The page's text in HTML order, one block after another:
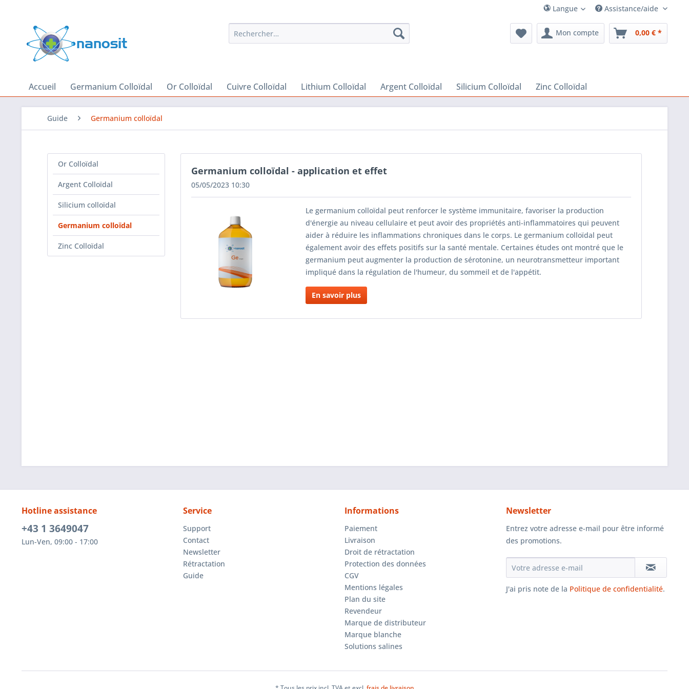
Langue Assistance/aide
Mon compte 0,00 € *
Accueil Germanium Colloïdal Or Colloïdal Cuivre Colloïdal Lithium Colloïdal Argent Colloïdal Silicium Colloïdal Zinc Colloïdal
Guide Germanium colloïdal
Or Colloïdal
Argent Colloïdal
Silicium colloïdal
Germanium colloïdal
Zinc Colloïdal
Germanium colloïdal - application et effet
05/05/2023 10:30
Le germanium colloïdal peut renforcer le système immunitaire, favoriser la production
d'énergie au niveau cellulaire et peut avoir des propriétés anti-inflammatoires qui peuvent
aider à réduire les inflammations chroniques dans le corps. Le germanium colloïdal peut
également avoir des effets positifs sur la santé mentale. Certaines études ont montré que le
germanium peut augmenter la production de sérotonine, un neurotransmetteur important
impliqué dans la régulation de l'humeur, du sommeil et de l'appétit.
En savoir plus
Hotline assistance
+43 1 3649047
Lun-Ven, 09:00 - 17:00
Service
Support
Contact
Newsletter
Rétractation
Guide
Informations
Paiement
Livraison
Droit de rétractation
Protection des données
CGV
Mentions légales
Plan du site
Revendeur
Marque de distributeur
Marque blanche
Solutions salines
Newsletter
Entrez votre adresse e-mail pour être informé
des promotions.
J'ai pris note de la Politique de confidentialité.